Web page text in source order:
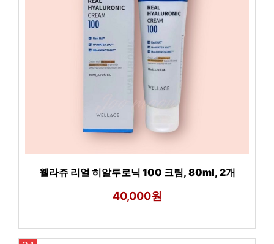
웰라쥬 리얼 히알루로닉 100 크림, 80ml, 2개
40,000원